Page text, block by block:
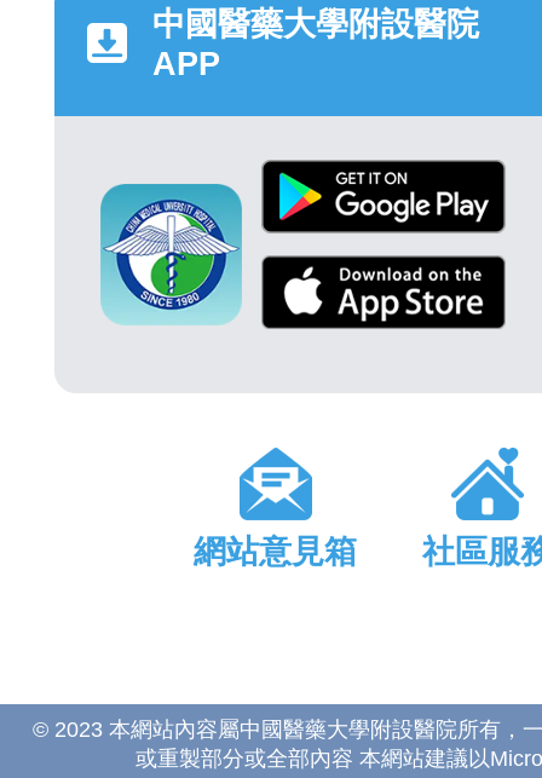
中國醫藥大學附設醫院
APP
網站意見箱 社區服
© 2023 本網站內容屬中國醫藥大學附設醫院所有，
或重製部分或全部內容 本網站建議以